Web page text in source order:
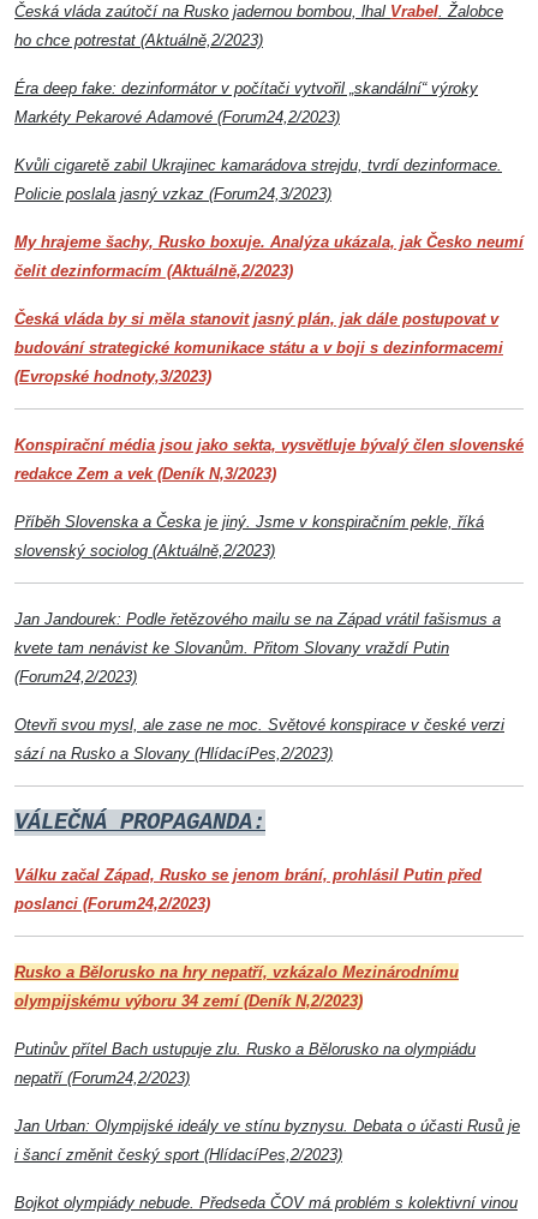
Česká vláda zaútočí na Rusko jadernou bombou, lhal Vrabel . Žalobce
ho chce potrestat (Aktuálně,2/2023)
Éra deep fake: dezinformátor v počítači vytvořil „skandální“ výroky
Markéty Pekarové Adamové (Forum24,2/2023)
Kvůli cigaretě zabil Ukrajinec kamarádova strejdu, tvrdí dezinformace.
Policie poslala jasný vzkaz (Forum24,3/2023)
My hrajeme šachy, Rusko boxuje. Analýza ukázala, jak Česko neumí
čelit dezinformacím (Aktuálně,2/2023)
Česká vláda by si měla stanovit jasný plán, jak dále postupovat v
budování strategické komunikace státu a v boji s dezinformacemi
(Evropské hodnoty,3/2023)
Konspirační média jsou jako sekta, vysvětluje bývalý člen slovenské
redakce Zem a vek (Deník N,3/2023)
Příběh Slovenska a Česka je jiný. Jsme v konspiračním pekle, říká
slovenský sociolog (Aktuálně,2/2023)
Jan Jandourek: Podle řetězového mailu se na Západ vrátil fašismus a
kvete tam nenávist ke Slovanům. Přitom Slovany vraždí Putin
(Forum24,2/2023)
Otevři svou mysl, ale zase ne moc. Světové konspirace v české verzi
sází na Rusko a Slovany (HlídacíPes,2/2023)
VÁLEČNÁ PROPAGANDA:
Válku začal Západ, Rusko se jenom brání, prohlásil Putin před
poslanci (Forum24,2/2023)
Rusko a Bělorusko na hry nepatří, vzkázalo Mezinárodnímu
olympijskému výboru 34 zemí (Deník N,2/2023)
Putinův přítel Bach ustupuje zlu. Rusko a Bělorusko na olympiádu
nepatří (Forum24,2/2023)
Jan Urban: Olympijské ideály ve stínu byznysu. Debata o účasti Rusů je
i šancí změnit český sport (HlídacíPes,2/2023)
Bojkot olympiády nebude. Předseda ČOV má problém s kolektivní vinou